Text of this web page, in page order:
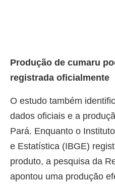
Produção de cumaru
registrada oficialmente
O estudo também
dados oficiais e a
Pará. Enquanto o
e Estatística (IBGE)
produto, a pesquisa da
apontou uma produção